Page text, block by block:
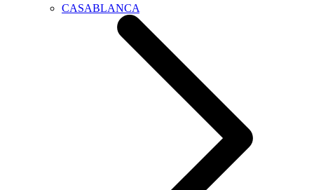
CASABLANCA